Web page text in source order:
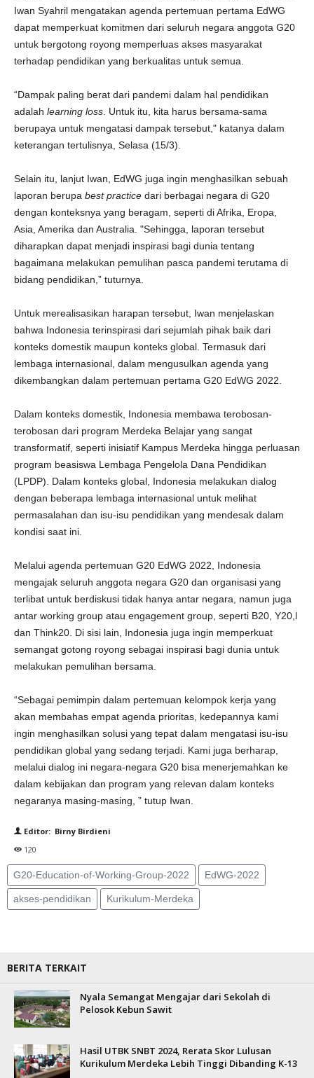
Iwan Syahril mengatakan agenda pertemuan pertama EdWG
dapat memperkuat komitmen dari seluruh negara anggota G20
untuk bergotong royong memperluas akses masyarakat
terhadap pendidikan yang berkualitas untuk semua.
“Dampak paling berat dari pandemi dalam hal pendidikan
adalah learning loss . Untuk itu, kita harus bersama-sama
berupaya untuk mengatasi dampak tersebut," katanya dalam
keterangan tertulisnya, Selasa (15/3).
Selain itu, lanjut Iwan, EdWG juga ingin menghasilkan sebuah
laporan berupa best practice dari berbagai negara di G20
dengan konteksnya yang beragam, seperti di Afrika, Eropa,
Asia, Amerika dan Australia. "Sehingga, laporan tersebut
diharapkan dapat menjadi inspirasi bagi dunia tentang
bagaimana melakukan pemulihan pasca pandemi terutama di
bidang pendidikan,” tuturnya.
Untuk merealisasikan harapan tersebut, Iwan menjelaskan
bahwa Indonesia terinspirasi dari sejumlah pihak baik dari
konteks domestik maupun konteks global. Termasuk dari
lembaga internasional, dalam mengusulkan agenda yang
dikembangkan dalam pertemuan pertama G20 EdWG 2022.
Dalam konteks domestik, Indonesia membawa terobosan-
terobosan dari program Merdeka Belajar yang sangat
transformatif, seperti inisiatif Kampus Merdeka hingga perluasan
program beasiswa Lembaga Pengelola Dana Pendidikan
(LPDP). Dalam konteks global, Indonesia melakukan dialog
dengan beberapa lembaga internasional untuk melihat
permasalahan dan isu-isu pendidikan yang mendesak dalam
kondisi saat ini.
Melalui agenda pertemuan G20 EdWG 2022, Indonesia
mengajak seluruh anggota negara G20 dan organisasi yang
terlibat untuk berdiskusi tidak hanya antar negara, namun juga
antar working group atau engagement group, seperti B20, Y20,l
dan Think20. Di sisi lain, Indonesia juga ingin memperkuat
semangat gotong royong sebagai inspirasi bagi dunia untuk
melakukan pemulihan bersama.
“Sebagai pemimpin dalam pertemuan kelompok kerja yang
akan membahas empat agenda prioritas, kedepannya kami
ingin menghasilkan solusi yang tepat dalam mengatasi isu-isu
pendidikan global yang sedang terjadi. Kami juga berharap,
melalui dialog ini negara-negara G20 bisa menerjemahkan ke
dalam kebijakan dan program yang relevan dalam konteks
negaranya masing-masing, ” tutup Iwan.
Editor: Birny Birdieni
120
G20-Education-of-Working-Group-2022 EdWG-2022
akses-pendidikan Kurikulum-Merdeka
BERITA TERKAIT
Nyala Semangat Mengajar dari Sekolah di
Pelosok Kebun Sawit
Hasil UTBK SNBT 2024, Rerata Skor Lulusan
Kurikulum Merdeka Lebih Tinggi Dibanding K-13